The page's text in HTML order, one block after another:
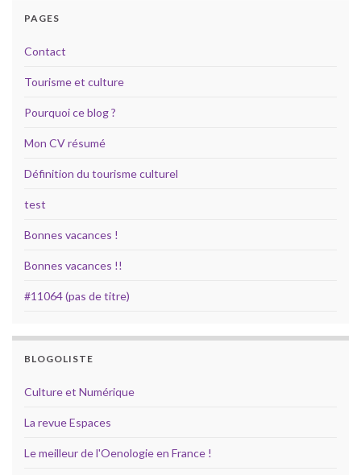
PAGES
Contact
Tourisme et culture
Pourquoi ce blog ?
Mon CV résumé
Définition du tourisme culturel
test
Bonnes vacances !
Bonnes vacances !!
#11064 (pas de titre)
BLOGOLISTE
Culture et Numérique
La revue Espaces
Le meilleur de l'Oenologie en France !